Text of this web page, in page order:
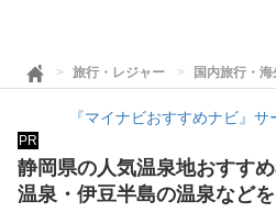
旅行・レジャー 国内旅行・
『マイナビおすすめナビ』
PR
静岡県の人気温泉地おすす
温泉・伊豆半島の温泉など